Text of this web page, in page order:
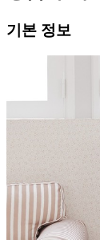
기본 정보